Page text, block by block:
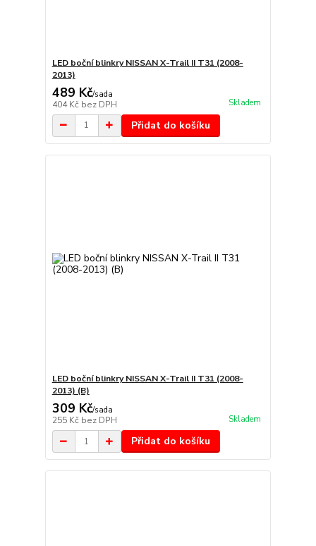
LED boční blinkry NISSAN X-Trail II T31 (2008-
2013)
489 Kč/sada
404 Kč bez DPH Skladem
Přidat do košíku
LED boční blinkry NISSAN X-Trail II T31 (2008-
2013) (B)
309 Kč/sada
255 Kč bez DPH Skladem
Přidat do košíku